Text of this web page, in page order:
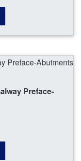
Preface-